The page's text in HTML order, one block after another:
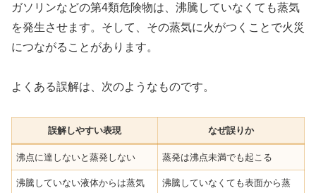
ガソリンなどの第4類危険物は、沸騰していなくても蒸気
を発生させます。そして、その蒸気に火がつくことで火災
につながることがあります。
よくある誤解は、次のようなものです。
誤解しやすい表現 なぜ誤りか
沸点に達しないと蒸発しない 蒸発は沸点未満でも起こる
沸騰していない液体からは蒸気
沸騰していなくても表面から蒸